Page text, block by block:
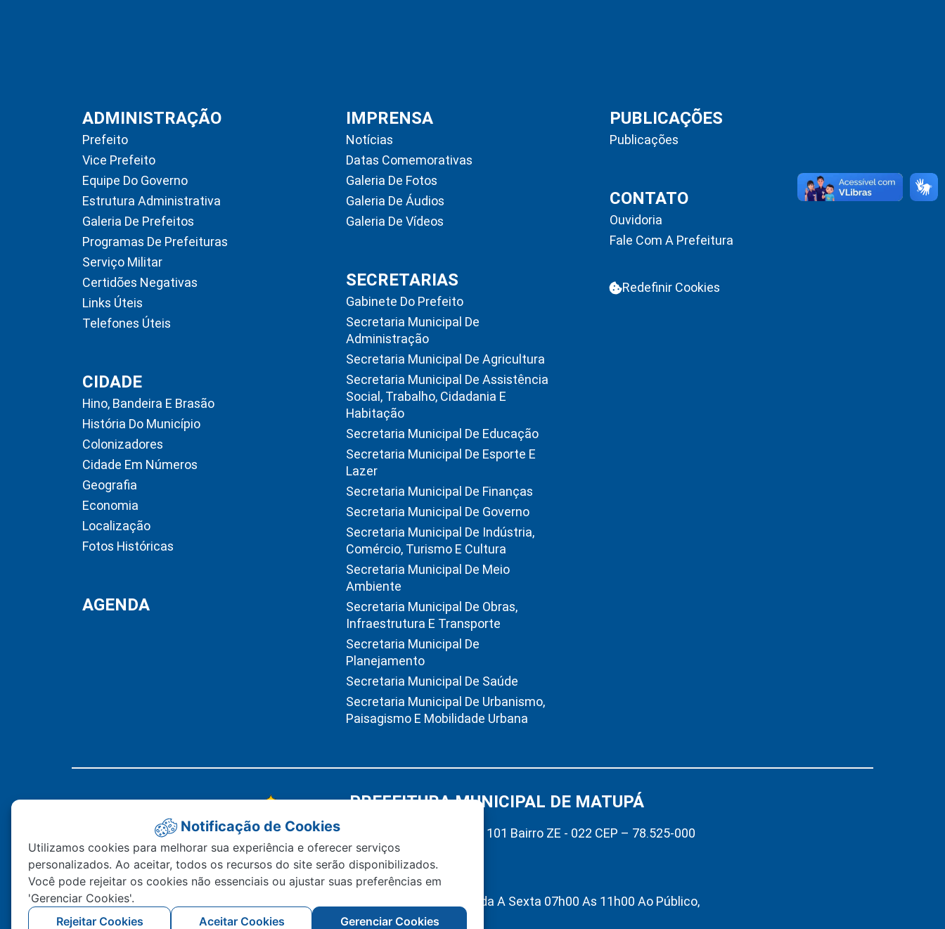
ADMINISTRAÇÃO
Prefeito
Vice Prefeito
Equipe Do Governo
Estrutura Administrativa
Galeria De Prefeitos
Programas De Prefeituras
Serviço Militar
Certidões Negativas
Links Úteis
Telefones Úteis
CIDADE
Hino, Bandeira E Brasão
História Do Município
Colonizadores
Cidade Em Números
Geografia
Economia
Localização
Fotos Históricas
AGENDA
IMPRENSA
Notícias
Datas Comemorativas
Galeria De Fotos
Galeria De Áudios
Galeria De Vídeos
SECRETARIAS
Gabinete Do Prefeito
Secretaria Municipal De
Administração
Secretaria Municipal De Agricultura
Secretaria Municipal De Assistência
Social, Trabalho, Cidadania E
Habitação
Secretaria Municipal De Educação
Secretaria Municipal De Esporte E
Lazer
Secretaria Municipal De Finanças
Secretaria Municipal De Governo
Secretaria Municipal De Indústria,
Comércio, Turismo E Cultura
Secretaria Municipal De Meio
Ambiente
Secretaria Municipal De Obras,
Infraestrutura E Transporte
Secretaria Municipal De
Planejamento
Secretaria Municipal De Saúde
Secretaria Municipal De Urbanismo,
Paisagismo E Mobilidade Urbana
PUBLICAÇÕES
Publicações
CONTATO
Ouvidoria
Fale Com A Prefeitura
Redefinir Cookies
PREFEITURA MUNICIPAL DE MATUPÁ
Av. Hermínio Ometto Nº 101 Bairro ZE - 022 CEP – 78.525-000
Matupá-MT
(66) 99222-2560
Atendimento De Segunda A Sexta 07h00 As 11h00 Ao Público,
Interno 13h00 As 17h00
Notificação de Cookies
Utilizamos cookies para melhorar sua experiência e oferecer serviços
personalizados. Ao aceitar, todos os recursos do site serão disponibilizados.
Você pode rejeitar os cookies não essenciais ou ajustar suas preferências em
'Gerenciar Cookies'.
Rejeitar Cookies
Aceitar Cookies Gerenciar Cookies